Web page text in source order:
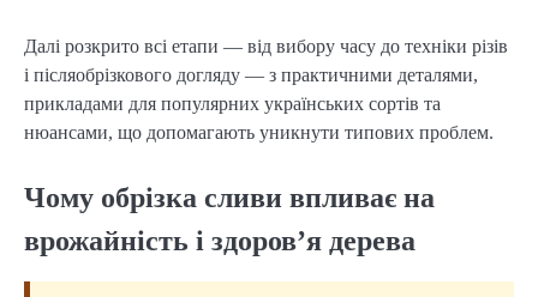
Далі розкрито всі етапи — від вибору часу до техніки різів
і післяобрізкового догляду — з практичними деталями,
прикладами для популярних українських сортів та
нюансами, що допомагають уникнути типових проблем.
Чому обрізка сливи впливає на
врожайність і здоров’я дерева